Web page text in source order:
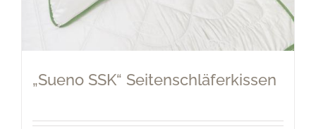
„Sueno SSK“ Seitenschläferkissen